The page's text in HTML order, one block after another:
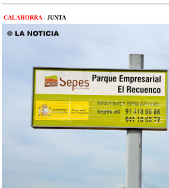
CALAHORRA- JUNTA